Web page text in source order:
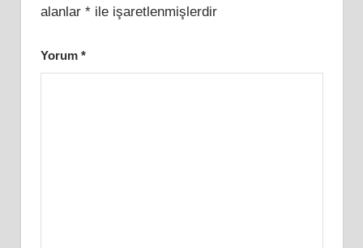
alanlar *ile işaretlenmişlerdir
Yorum *